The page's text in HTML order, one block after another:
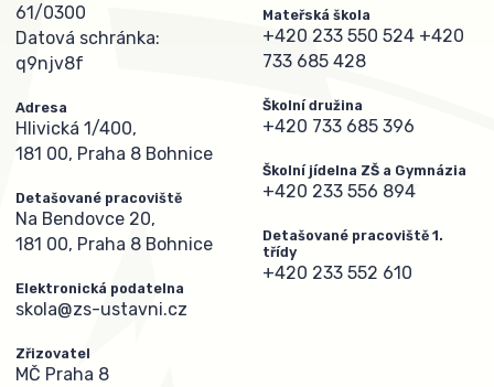
61/0300
Datová schránka:
q9njv8f
Adresa
Hlivická 1/400,
181 00, Praha 8 Bohnice
Detašované pracoviště
Na Bendovce 20,
181 00, Praha 8 Bohnice
Elektronická podatelna
skola@zs-ustavni.cz
Zřizovatel
MČ Praha 8
Mateřská škola
+420 233 550 524 +420
733 685 428
Školní družina
+420 733 685 396
Školní jídelna ZŠ a Gymnázia
+420 233 556 894
Detašované pracoviště 1.
třídy
+420 233 552 610